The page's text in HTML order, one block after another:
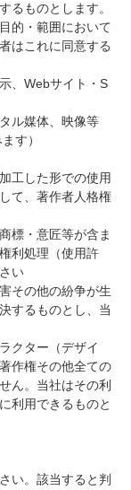
るものとします。
的・範囲において
はこれに同意する
、Webサイト・S
ル媒体、映像等
す）
工した形での使用
て、著作者人格権
標・意匠等が含ま
利処理（使用許
い
その他の紛争が生
するものとし、当
クター（デザイ
作権その他全ての
ん。当社はその利
利用できるものと
い。該当すると判